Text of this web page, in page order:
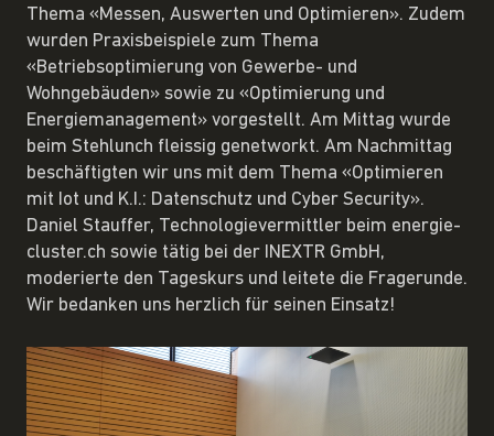
Thema «Messen, Auswerten und Optimieren». Zudem
wurden Praxisbeispiele zum Thema
«Betriebsoptimierung von Gewerbe- und
Wohngebäuden» sowie zu «Optimierung und
Energiemanagement» vorgestellt. Am Mittag wurde
beim Stehlunch fleissig genetworkt. Am Nachmittag
beschäftigten wir uns mit dem Thema «Optimieren
mit Iot und K.I.: Datenschutz und Cyber Security».
Daniel Stauffer, Technologievermittler beim energie-
cluster.ch sowie tätig bei der INEXTR GmbH,
moderierte den Tageskurs und leitete die Fragerunde.
Wir bedanken uns herzlich für seinen Einsatz!